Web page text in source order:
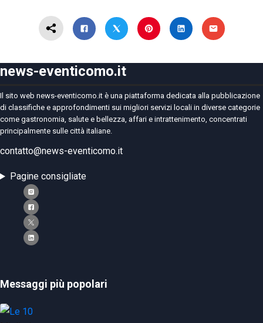
news-eventicomo.it
Il sito web news-eventicomo.it è una piattaforma dedicata alla pubblicazione
di classifiche e approfondimenti sui migliori servizi locali in diverse categorie
come gastronomia, salute e bellezza, affari e intrattenimento, concentrati
principalmente sulle città italiane.
contatto@news-eventicomo.it
Pagine consigliate
Messaggi più popolari